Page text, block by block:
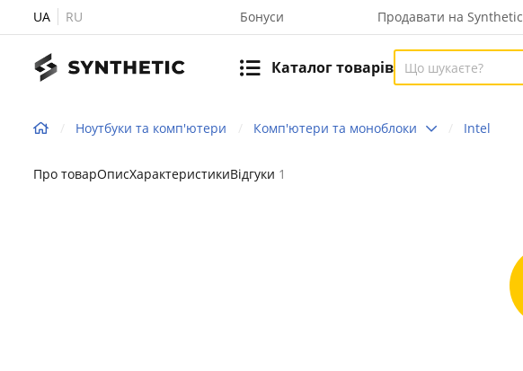
UA RU Бонуси Продавати на Synthetic
Каталог товарів
Ноутбуки та комп'ютери Комп'ютери та моноблоки Intel
Про товарОписХарактеристикиВідгуки 1